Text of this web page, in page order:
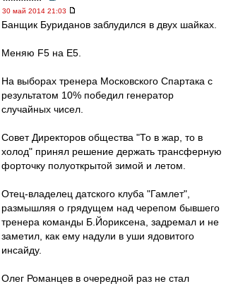
30 май 2014 21:03
Банщик Буриданов заблудился в двух шайках.
Меняю F5 на E5.
На выборах тренера Московского Спартака с
результатом 10% победил генератор
случайных чисел.
Совет Директоров общества "То в жар, то в
холод" принял решение держать трансферную
форточку полуоткрытой зимой и летом.
Отец-владелец датского клуба "Гамлет",
размышляя о грядущем над черепом бывшего
тренера команды Б.Йориксена, задремал и не
заметил, как ему надули в уши ядовитого
инсайду.
Олег Романцев в очередной раз не стал